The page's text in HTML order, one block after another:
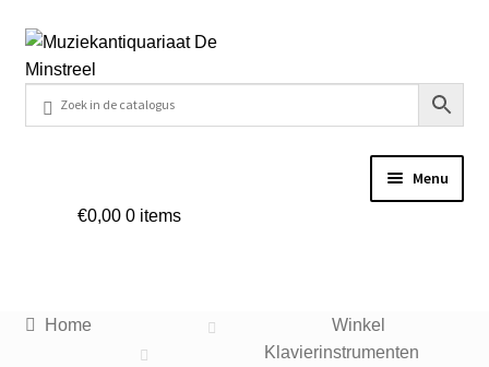
Ga
door
navigatie
Ga
naar
inhoud
Menu
Veel gestelde vragen
€0,00 0 items
Home
Winkel
Klavierinstrumenten